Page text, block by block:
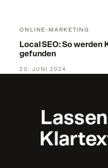
ONLINE-MARKETING
Local SEO: So werden
gefunden
20. JUNI 2024
Lassen